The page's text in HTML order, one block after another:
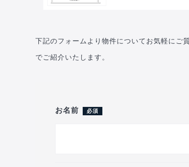
下記のフォームより物件についてお気軽にご
でご紹介いたします。
お名前 必須